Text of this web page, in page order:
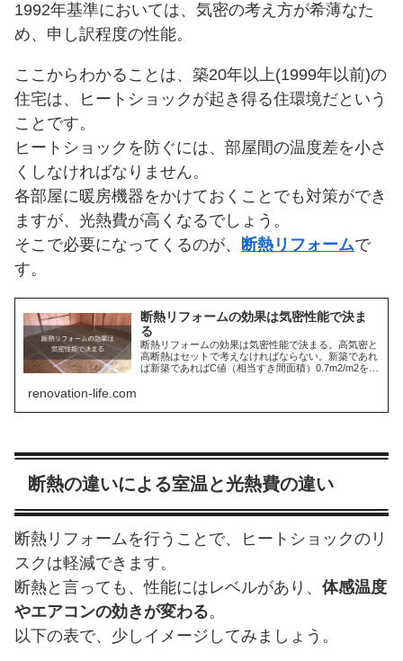
1992年基準においては、気密の考え方が希薄なた
め、申し訳程度の性能。
ここからわかることは、築20年以上(1999年以前)の
住宅は、ヒートショックが起き得る住環境だという
ことです。
ヒートショックを防ぐには、部屋間の温度差を小さ
くしなければなりません。
各部屋に暖房機器をかけておくことでも対策ができ
ますが、光熱費が高くなるでしょう。
そこで必要になってくるのが、 断熱リフォームで
す。
断熱リフォームの効果は気密性能で決ま
る
断熱リフォームの効果は気密性能で決まる。高気密と
高断熱はセットで考えなければならない。新築であれ
ば新築であればC値（相当すき間面積）0.7m2/m2を目
renovation-life.com
断熱の違いによる室温と光熱費の違い
断熱リフォームを行うことで、ヒートショックのリ
スクは軽減できます。
断熱と言っても、性能にはレベルがあり、 体感温度
やエアコンの効きが変わる。
以下の表で、少しイメージしてみましょう。